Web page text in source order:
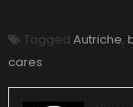
Tagged Autriche,
cares